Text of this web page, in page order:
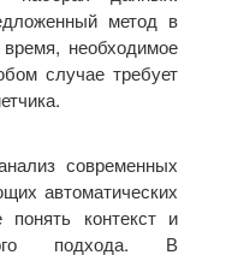
метод в
необходимое
случае требует
современных
автоматических
контекст и
подхода. В